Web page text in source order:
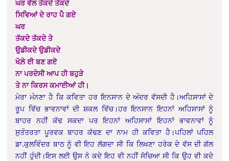
ਘਰ ਵੱਲ ਤੱਕਦੇ ਤੱਕਦੇ
ਸਿਵਿਆਂ ਦੇ ਰਾਹ ਪੈ ਗਏ
ਘਰ
ਤੱਕਦੇ ਤੱਕਦੇ ਤੇ
ਉਡੀਕਦੇ ਉਡੀਕਦੇ
ਖੋਲ਼ੇ ਈ ਬਣ ਗਏ
ਨਾ ਪਰਦੇਸੀ ਆਪ ਹੀ ਬਹੁੜੇ
ਤੇ ਨਾ ਕਿਰਸ ਕਮਾਈਆਂ ਹੀ।
ਮੇਰਾ ਮੰਨਣਾ ਹੈ ਕਿ ਕਵਿਤਾ ਹਰ ਇਨਸਾਨ ਦੇ ਅੰਦਰ ਵੱਸਦੀ ਹੈ।ਅਹਿਸਾਸਾਂ ਦੇ
ਰੂਪ ਵਿੱਚ ਭਾਵਨਾਵਾਂ ਦੀ ਸ਼ਕਲ ਵਿੱਚ।ਹਰ ਇਨਸਾਨ ਇਹਨਾਂ ਅਹਿਸਾਸਾਂ ਨੂੰ
ਬਾਹਰ ਨਹੀਂ ਕੱਢ ਸਕਦਾ ਪਰ ਇਹਨਾਂ ਅਹਿਸਾਸਾਂ ਇਹਨਾਂ ਭਾਵਨਾਵਾਂ ਨੂੰ
ਸੁਤੰਤਰਤਾ ਪੂਰਵਕ ਬਾਹਰ ਕੱਢਣ ਦਾ ਨਾਮ ਹੀ ਕਵਿਤਾ ਹੈ।ਪਹਿਲਾਂ ਪਹਿਲ
ਡਾ.ਕੁਲਵਿੰਦਰ ਬਾਠ ਨੂੰ ਵੀ ਇਹ ਲੱਗਦਾ ਸੀ ਕਿ ਲਿਖਣਾ ਹਰੇਕ ਦੇ ਵੱਸ ਦੀ ਗੱਲ
ਨਹੀਂ ਹੁੰਦੀ।ਇਸ ਲਈ ਉਸ ਨੇ ਕਦੇ ਇਹ ਵੀ ਨਹੀਂ ਸੋਚਿਆ ਸੀ ਕਿ ਉਹ ਵੀ ਕਦੇ